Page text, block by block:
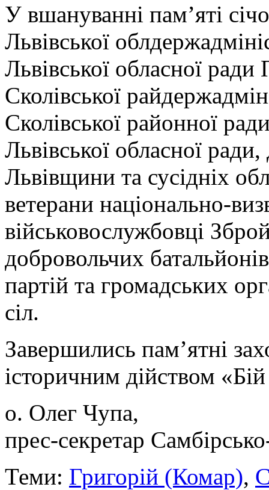
У вшануванні пам’яті
Львівської
Львівської обласної
Сколівської
Сколівської районної
Львівської обласної
Львівщини та сусідніх
ветерани національно-
військовослужбовці
добровольчих
партій та громадських
сіл.
Завершились пам’ятні
історичним дійством
о. Олег Чупа,
прес-секретар
Теми: Григорій (Комар),